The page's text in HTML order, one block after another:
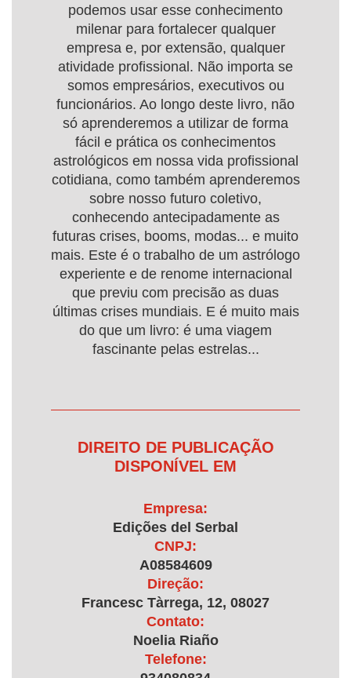
podemos usar esse conhecimento
milenar para fortalecer qualquer
empresa e, por extensão, qualquer
atividade profissional. Não importa se
somos empresários, executivos ou
funcionários. Ao longo deste livro, não
só aprenderemos a utilizar de forma
fácil e prática os conhecimentos
astrológicos em nossa vida profissional
cotidiana, como também aprenderemos
sobre nosso futuro coletivo,
conhecendo antecipadamente as
futuras crises, booms, modas... e muito
mais. Este é o trabalho de um astrólogo
experiente e de renome internacional
que previu com precisão as duas
últimas crises mundiais. E é muito mais
do que um livro: é uma viagem
fascinante pelas estrelas...
DIREITO DE PUBLICAÇÃO
DISPONÍVEL EM
Empresa:
Edições del Serbal
CNPJ:
A08584609
Direção:
Francesc Tàrrega, 12, 08027
Contato:
Noelia Riaño
Telefone: